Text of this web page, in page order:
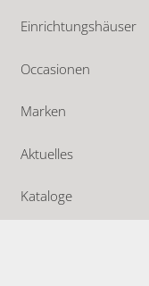
Einrichtungshäuser
Occasionen
Marken
Aktuelles
Kataloge